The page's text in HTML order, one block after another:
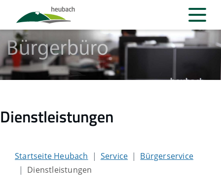
Dienstleistungen
Startseite Heubach Service
Bürgerservice
Dienstleistungen